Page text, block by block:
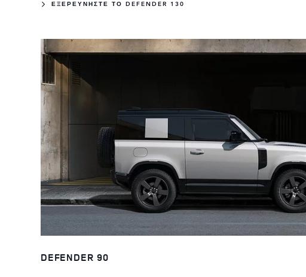
ΕΞΕΡΕΥΝΗΣΤΕ ΤΟ DEFENDER 130
DEFENDER 90